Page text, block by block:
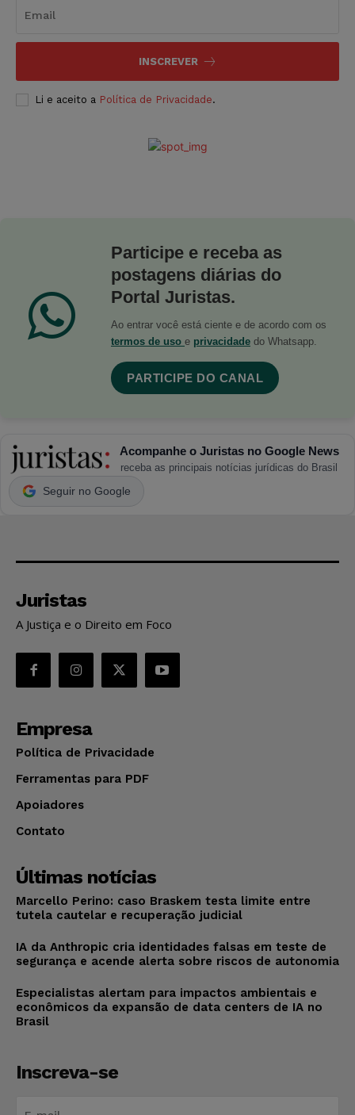
INSCREVER
Li e aceito a Política de Privacidade.
Participe e receba as
postagens diárias do
Portal Juristas.
Ao entrar você está ciente e de acordo com os
termos de uso e privacidade do Whatsapp.
PARTICIPE DO CANAL
Acompanhe o Juristas no Google News
receba as principais notícias jurídicas do Brasil
Seguir no Google
Juristas
A Justiça e o Direito em Foco
Empresa
Política de Privacidade
Ferramentas para PDF
Apoiadores
Contato
Últimas notícias
Marcello Perino: caso Braskem testa limite entre
tutela cautelar e recuperação judicial
IA da Anthropic cria identidades falsas em teste de
segurança e acende alerta sobre riscos de autonomia
Especialistas alertam para impactos ambientais e
econômicos da expansão de data centers de IA no
Brasil
Inscreva-se